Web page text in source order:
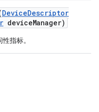
DeviceDescriptor
deviceManager)
指标。